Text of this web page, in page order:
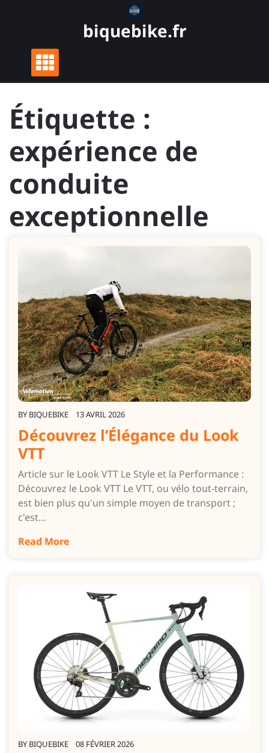
biquebike.fr
Étiquette :
expérience de
conduite
exceptionnelle
BY BIQUEBIKE 13 AVRIL 2026
Découvrez l’Élégance du Look
VTT
Article sur le Look VTT Le Style et la Performance :
Découvrez le Look VTT Le VTT, ou vélo tout-terrain,
est bien plus qu'un simple moyen de transport ;
c'est…
Read More
BY BIQUEBIKE 08 FÉVRIER 2026